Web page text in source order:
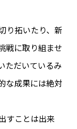
り拓いたり、新
戦に取り組ませ
ただいているみ
な成果には絶対
すことは出来